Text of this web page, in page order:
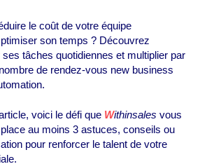
le coût de votre équipe
son temps ? Découvrez
tâches quotidiennes et multiplier par
de rendez-vous new business
voici le défi que Withinsales vous
au moins 3 astuces, conseils ou
pour renforcer le talent de votre